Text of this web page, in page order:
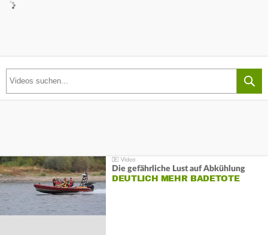
Die gefährliche Lust auf Abkühlung
DEUTLICH MEHR BADETOTE